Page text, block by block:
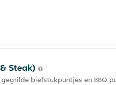
Steak)
biefstukpuntjes en BBQ